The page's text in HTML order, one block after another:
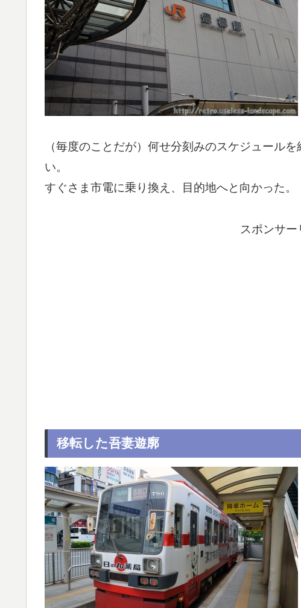
（毎度のことだが）何せ分刻みのスケジュール
い。
すぐさま市電に乗り換え、目的地へと向かった。
スポンサー
移転した吾妻遊廓